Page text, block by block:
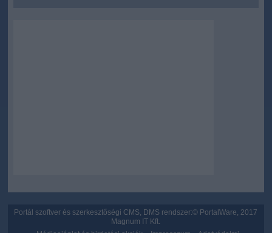
Portál szoftver és szerkesztőségi CMS, DMS rendszer:© PortalWare, 2017
Magnum IT Kft.